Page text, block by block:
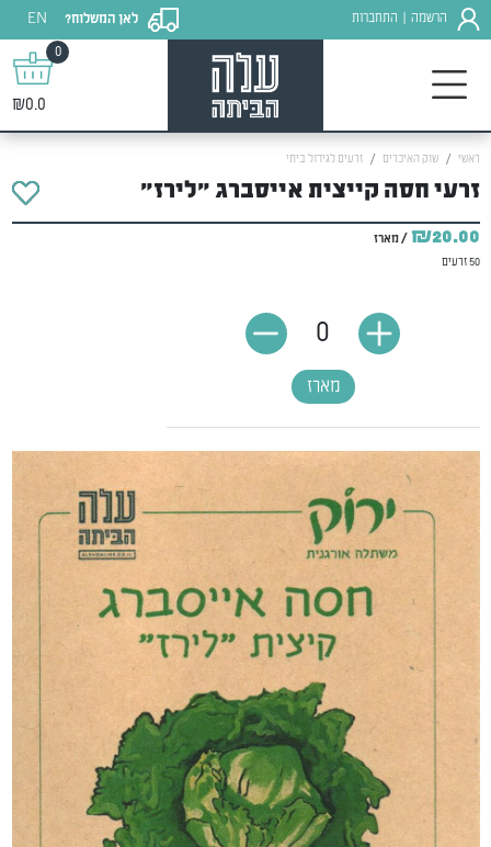
הרשמה התחברות לאן המשלוח?
EN
0
₪0.0
ראשי שוק האיכרים זרעים לגידול ביתי
זרעי חסה קייצית אייסברג "לירז"
₪20.00 / מארז
50 זרעים
מארז
0